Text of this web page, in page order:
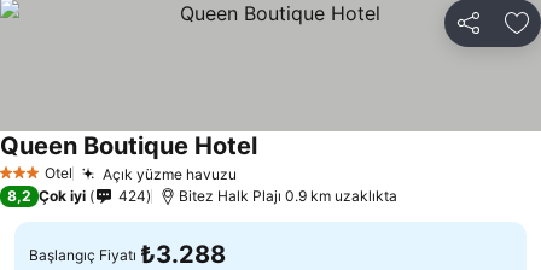
Paylaş
3 YıldızOtel Açık yüzme havuzu
Queen Boutique Hotel
8,2 Çok iyi 424 Bitez Halk Plajı 0.9 km uzaklıkta
Başlangıç Fiyatı ₺3.288